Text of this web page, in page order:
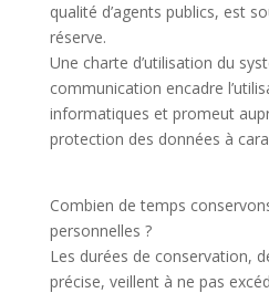
qualité d’agents publics, est
réserve.
Une charte d’utilisation du
communication encadre
informatiques et promeut
protection des données à
Combien de temps
personnelles ?
Les durées de conservation,
précise, veillent à ne pas